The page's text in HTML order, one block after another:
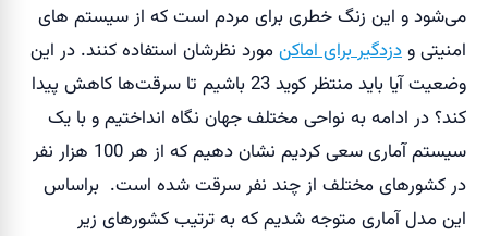
می‌شود و این زنگ خطری برای مردم است که از سیستم های
امنیتی ودزدگیر برای اماکنمورد نظرشان استفاده کنند. در این
وضعیت آیا باید منتظر کوید 23 باشیم تا سرقت‌ها کاهش پیدا
کند؟ در ادامه به نواحی مختلف جهان نگاه انداختیم و با یک
سیستم آماری سعی کردیم نشان دهیم که از هر 100 هزار نفر
در کشورهای مختلف از چند نفر سرقت شده است. براساس
این مدل آماری متوجه شدیم که به ترتیب کشورهای زیر